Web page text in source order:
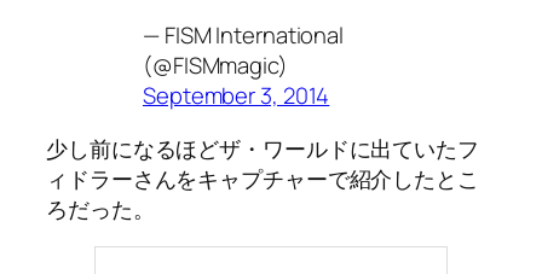
— FISM International
(@FISMmagic)
September 3, 2014
少し前になるほどザ・ワールドに出ていたフ
ィドラーさんをキャプチャーで紹介したとこ
ろだった。